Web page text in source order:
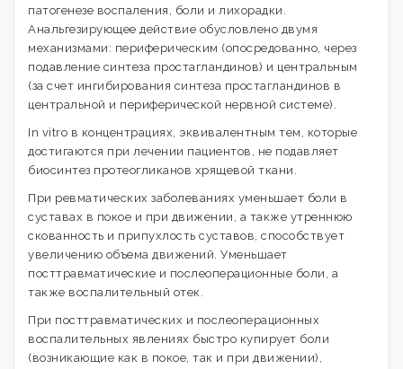
патогенезе воспаления, боли и лихорадки.
Анальгезирующее действие обусловлено двумя
механизмами: периферическим (опосредованно, через
подавление синтеза простагландинов) и центральным
(за счет ингибирования синтеза простагландинов в
центральной и периферической нервной системе).
In vitro в концентрациях, эквивалентным тем, которые
достигаются при лечении пациентов, не подавляет
биосинтез протеогликанов хрящевой ткани.
При ревматических заболеваниях уменьшает боли в
суставах в покое и при движении, а также утреннюю
скованность и припухлость суставов, способствует
увеличению объема движений. Уменьшает
посттравматические и послеоперационные боли, а
также воспалительный отек.
При посттравматических и послеоперационных
воспалительных явлениях быстро купирует боли
(возникающие как в покое, так и при движении),